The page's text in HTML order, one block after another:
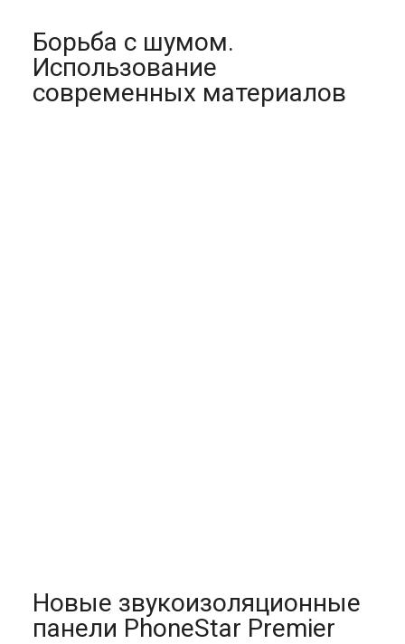
Борьба с шумом.
Использование
современных материалов
Новые звукоизоляционные
панели PhoneStar Premier